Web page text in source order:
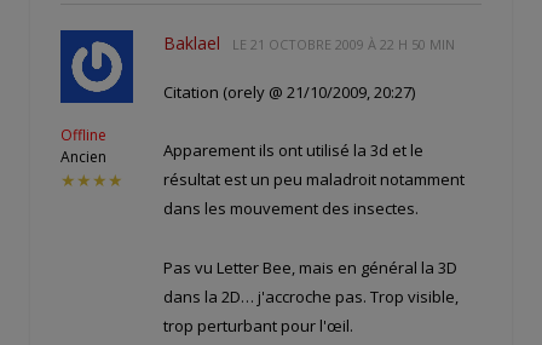
Offline
Ancien
★★★★
Baklael LE 21 OCTOBRE 2009 À 22 H 50 MIN
Citation (orely @ 21/10/2009, 20:27)
Apparement ils ont utilisé la 3d et le
résultat est un peu maladroit notamment
dans les mouvement des insectes.
Pas vu Letter Bee, mais en général la 3D
dans la 2D… j'accroche pas. Trop visible,
trop perturbant pour l'œil.